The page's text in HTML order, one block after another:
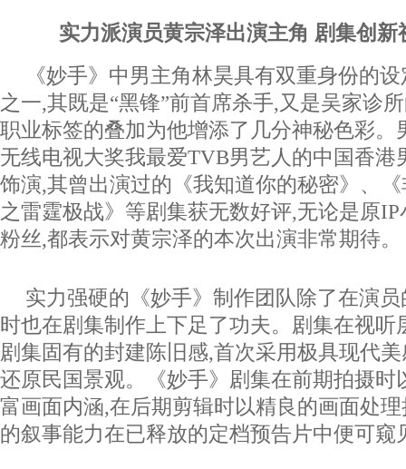
实力派演员黄宗泽出演主角 剧集创新
《妙手》中男主角林昊具有双重身份的
之一,其既是“黑锋”前首席杀手,又是吴家诊
职业标签的叠加为他增添了几分神秘色彩。
无线电视大奖我最爱TVB男艺人的中国香港
饰演,其曾出演过的《我知道你的秘密》、
之雷霆极战》等剧集获无数好评,无论是原
粉丝,都表示对黄宗泽的本次出演非常期待。
实力强硬的《妙手》制作团队除了在演
时也在剧集制作上下足了功夫。剧集在视听
剧集固有的封建陈旧感,首次采用极具现代
还原民国景观。《妙手》剧集在前期拍摄时
富画面内涵,在后期剪辑时以精良的画面处
的叙事能力在已释放的定档预告片中便可窥